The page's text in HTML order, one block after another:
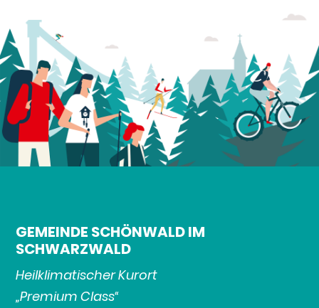
GEMEINDE SCHÖNWALD IM
SCHWARZWALD
Heilklimatischer Kurort
„Premium Class“